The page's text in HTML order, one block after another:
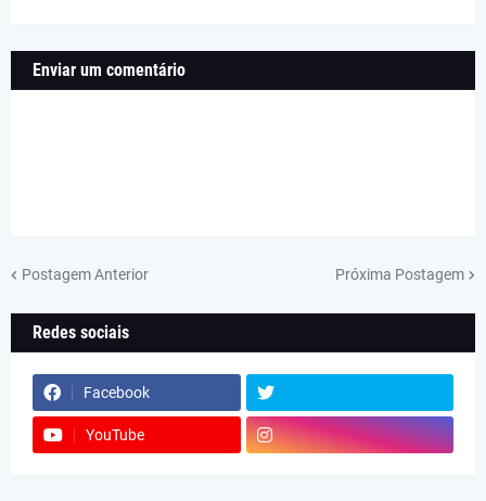
Enviar um comentário
Postagem Anterior Próxima Postagem
Redes sociais
Facebook
YouTube